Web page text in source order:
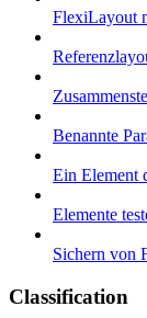
FlexiLayout
Benannte
Ein Element
Elemente
Sichern von
Classification